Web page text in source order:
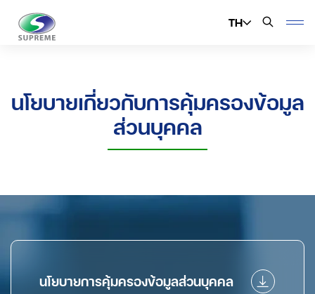
TH
นโยบายเกี่ยวกับการคุ้มครองข้อมูล
ส่วนบุคคล
นโยบายการคุ้มครองข้อมูลส่วนบุคคล